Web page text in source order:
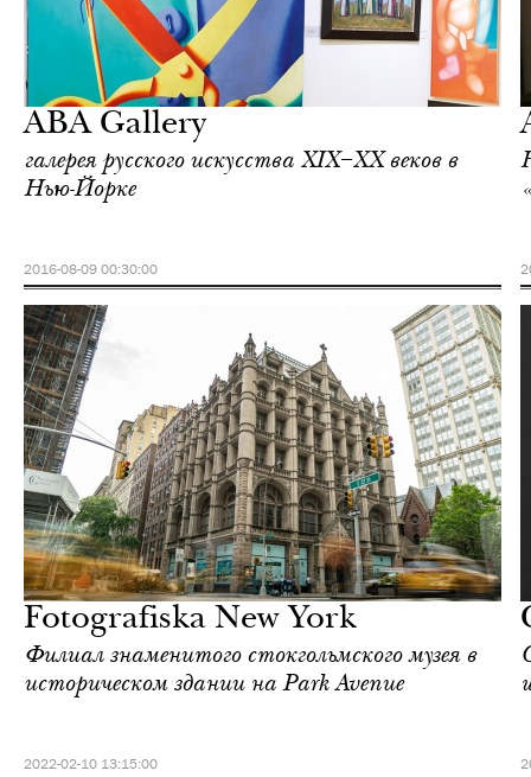
ABA Gallery
галерея русского искусства XIX–XX веков в
Нью-Йорке
2016-08-09 00:30:00
Йорк
Fotografiska New York
Филиал знаменитого стокгольмского музея в
историческом здании на Park Avenue
2022-02-10 13:15:00
Йорк